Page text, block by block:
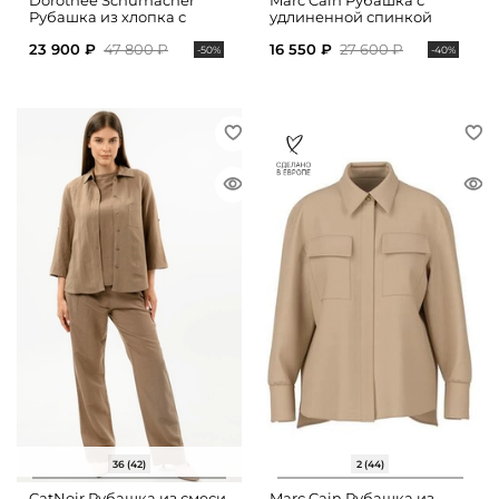
Рубашка из хлопка с
23 900 ₽ 47 800 ₽ -50%
удлиненной спинкой
16 550 ₽ 27 600 ₽ -40%
36 (42) 2 (44)